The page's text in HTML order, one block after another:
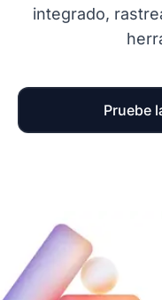
integrado,
Pruebe